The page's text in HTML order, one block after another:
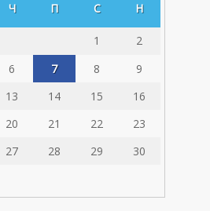
Ч П С Н
1 2
6 7 8 9
13 14 15 16
20 21 22 23
27 28 29 30